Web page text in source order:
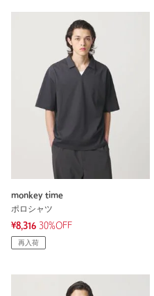
monkey time
ポロシャツ
¥8,316 30%OFF
再入荷